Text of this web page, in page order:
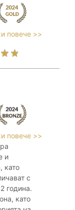
повече >>
повече >>
и
като
с
година.
като